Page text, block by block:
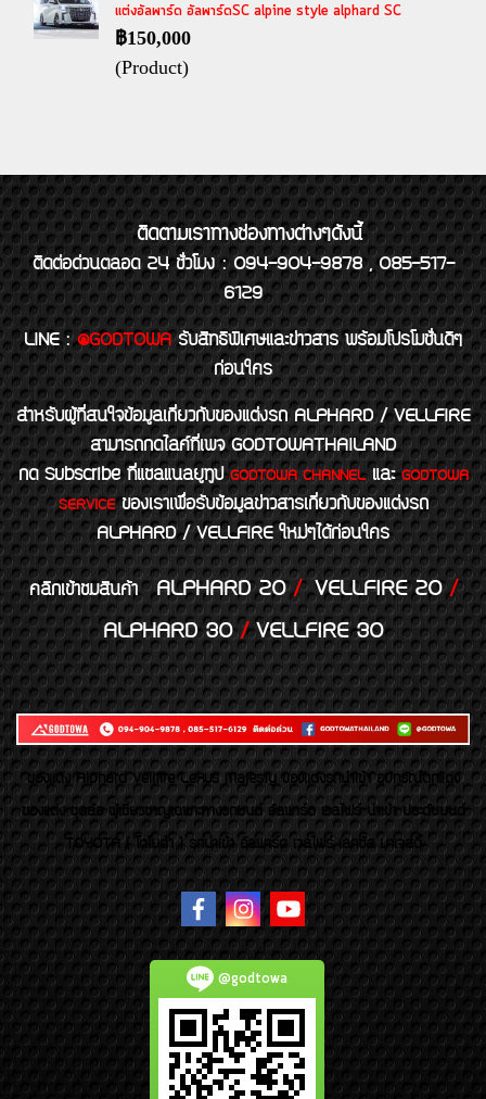
แต่งอัลพาร์ด อัลพาร์ดSC alpine style alphard SC
฿150,000
(Product)
ติดตามเราทางช่องทางต่างๆดังนี้
ติดต่อด่วนตลอด 24 ชั่วโมง : 094-904-9878 , 085-517-
6129
LINE : @GODTOWA รับสิทธิพิเศษและข่าวสาร พร้อมโปรโมชั่นดีๆ
ก่อนใคร
สำหรับผู้ที่สนใจข้อมูลเกี่ยวกับของแต่งรถ ALPHARD / VELLFIRE
สามารถกดไลค์ที่เพจ GODTOWATHAILAND
กด Subscribe ที่แชลแนลยูทูป GODTOWA CHANNELและGODTOWA
SERVICEของเราเพื่อรับข้อมูลข่าวสารเกี่ยวกับของแต่งรถ
ALPHARD / VELLFIRE ใหม่ๆได้ก่อนใคร
คลิกเข้าชมสินค้า ALPHARD 20/VELLFIRE 20/
ALPHARD 30/VELLFIRE 30
ของเเต่ง Alphard Vellfire Lexus Majesty ของเเต่งรถนำเข้า อุปกรณ์ตกแต่ง
ของแต่ง ชุดล้อ ผู้เชี่ยวชาญเฉพาะทางรถยนต์ อัลพาร์ด เวลไฟร์ นำเข้า ประดับยนต์
TOYOTA ( โตโยต้า ) รถนำเข้า อัลพาร์ด เวลไฟร์ เลกซัส มาเจสตี้
@godtowa